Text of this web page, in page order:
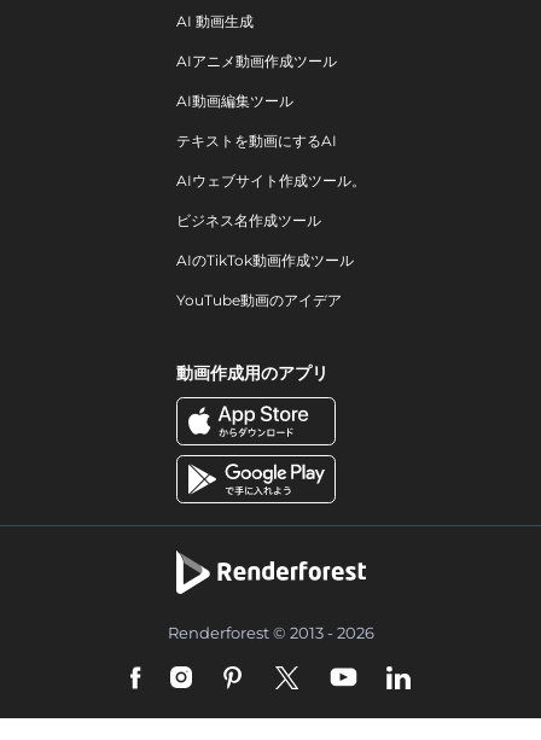
AI 動画生成
AIアニメ動画作成ツール
AI動画編集ツール
テキストを動画にするAI
AIウェブサイト作成ツール。
ビジネス名作成ツール
AIのTikTok動画作成ツール
YouTube動画のアイデア
動画作成用のアプリ
Renderforest © 2013 - 2026